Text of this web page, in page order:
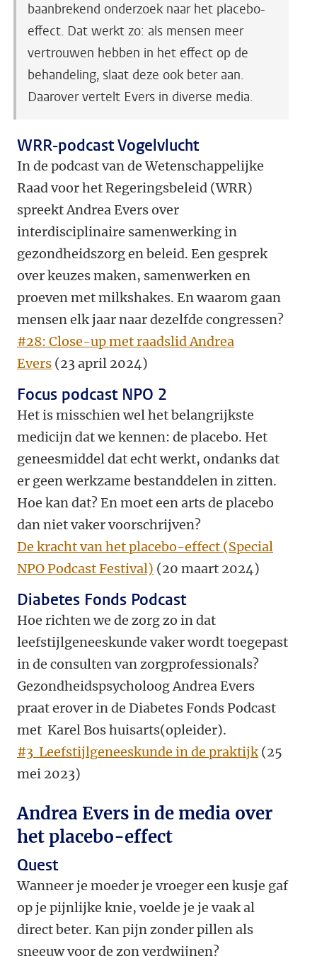
baanbrekend onderzoek naar het placebo-
effect. Dat werkt zo: als mensen meer
vertrouwen hebben in het effect op de
behandeling, slaat deze ook beter aan.
Daarover vertelt Evers in diverse media.
WRR-podcast Vogelvlucht
In de podcast van de Wetenschappelijke
Raad voor het Regeringsbeleid (WRR)
spreekt Andrea Evers over
interdisciplinaire samenwerking in
gezondheidszorg en beleid. Een gesprek
over keuzes maken, samenwerken en
proeven met milkshakes. En waarom gaan
mensen elk jaar naar dezelfde congressen?
#28: Close-up met raadslid Andrea
Evers (23 april 2024)
Focus podcast NPO 2
Het is misschien wel het belangrijkste
medicijn dat we kennen: de placebo. Het
geneesmiddel dat echt werkt, ondanks dat
er geen werkzame bestanddelen in zitten.
Hoe kan dat? En moet een arts de placebo
dan niet vaker voorschrijven?
De kracht van het placebo-effect (Special
NPO Podcast Festival) (20 maart 2024)
Diabetes Fonds Podcast
Hoe richten we de zorg zo in dat
leefstijlgeneeskunde vaker wordt toegepast
in de consulten van zorgprofessionals?
Gezondheidspsycholoog Andrea Evers
praat erover in de Diabetes Fonds Podcast
met Karel Bos huisarts(opleider).
#3 Leefstijlgeneeskunde in de praktijk(25
mei 2023)
Andrea Evers in de media over
het placebo-effect
Quest
Wanneer je moeder je vroeger een kusje gaf
op je pijnlijke knie, voelde je je vaak al
direct beter. Kan pijn zonder pillen als
sneeuw voor de zon verdwijnen?